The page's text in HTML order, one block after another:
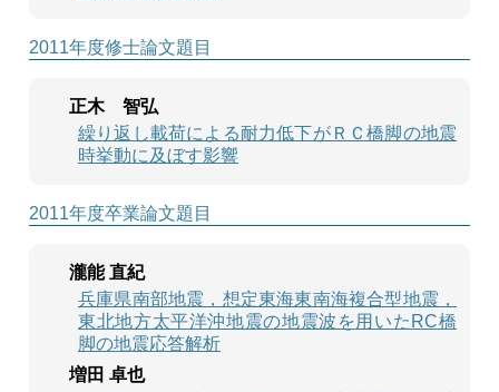
2011年度修士論文題目
正木 智弘
繰り返し載荷による耐力低下がＲＣ橋脚の地震
時挙動に及ぼす影響
2011年度卒業論文題目
瀧能 直紀
兵庫県南部地震，想定東海東南海複合型地震，
東北地方太平洋沖地震の地震波を用いたRC橋
脚の地震応答解析
増田 卓也